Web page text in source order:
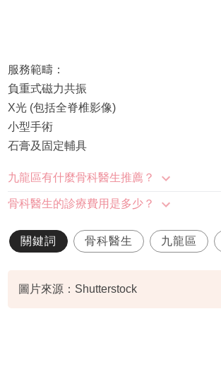
服務範疇：
負重式磁力共振
X光 (包括全脊椎影像)
小型手術
石膏及固定輔具
九龍區有什麼骨科醫生推薦？
骨科醫生的診療費用是多少？
關鍵詞 骨科醫生 九龍區
圖片來源：Shutterstock